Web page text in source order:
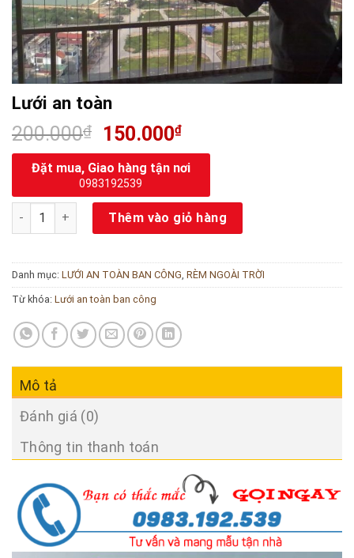
Lưới an toàn
200.000₫ 150.000₫
Đặt mua, Giao hàng tận nơi
0983192539
Lưới an toàn số lượngThêm vào giỏ hàng
Danh mục: LƯỚI AN TOÀN BAN CÔNG, RÈM NGOÀI TRỜI
Từ khóa: Lưới an toàn ban công
Mô tả
Đánh giá (0)
Thông tin thanh toán